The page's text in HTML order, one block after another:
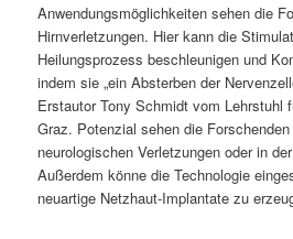
Anwendungsmöglichkeiten sehen die
Hirnverletzungen. Hier kann die
Heilungsprozess beschleunigen und
indem sie „ein Absterben der
Erstautor Tony Schmidt vom Lehrstuhl
Graz. Potenzial sehen die
neurologischen Verletzungen oder in
Außerdem könne die Technologie
neuartige Netzhaut-Implantate zu